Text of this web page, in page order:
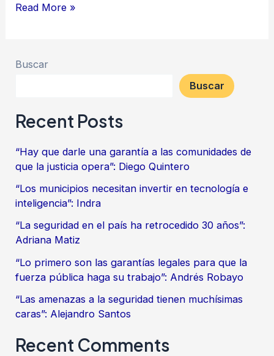
Read More »
Buscar
Buscar
Recent Posts
“Hay que darle una garantía a las comunidades de
que la justicia opera”: Diego Quintero
“Los municipios necesitan invertir en tecnología e
inteligencia”: Indra
“La seguridad en el país ha retrocedido 30 años”:
Adriana Matiz
“Lo primero son las garantías legales para que la
fuerza pública haga su trabajo”: Andrés Robayo
“Las amenazas a la seguridad tienen muchísimas
caras”: Alejandro Santos
Recent Comments